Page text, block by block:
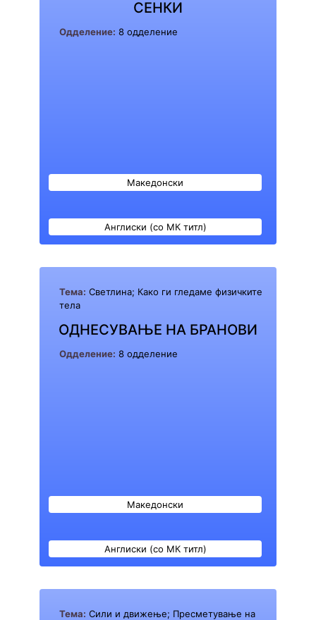
СЕНКИ
Одделение: 8 одделение
Англиски (со МК титл)
Македонски
Тема: Светлина; Како ги гледаме физичките
тела
ОДНЕСУВАЊЕ НА БРАНОВИ
Одделение: 8 одделение
Англиски (со МК титл)
Македонски
Тема: Сили и движење; Пресметување на